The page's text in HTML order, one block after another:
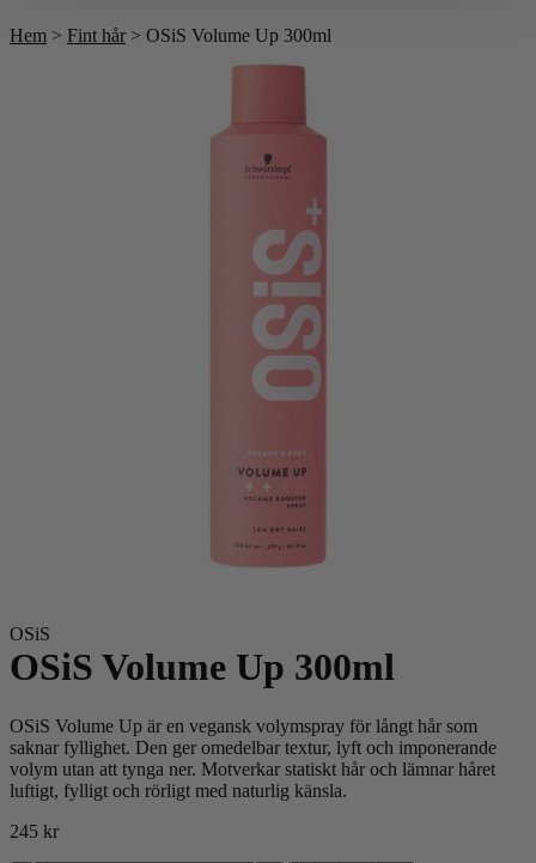
Hem > Fint hår > OSiS Volume Up 300ml
OSiS
OSiS Volume Up 300ml
OSiS Volume Up är en vegansk volymspray för långt hår som
saknar fyllighet. Den ger omedelbar textur, lyft och imponerande
volym utan att tynga ner. Motverkar statiskt hår och lämnar håret
luftigt, fylligt och rörligt med naturlig känsla.
245 kr